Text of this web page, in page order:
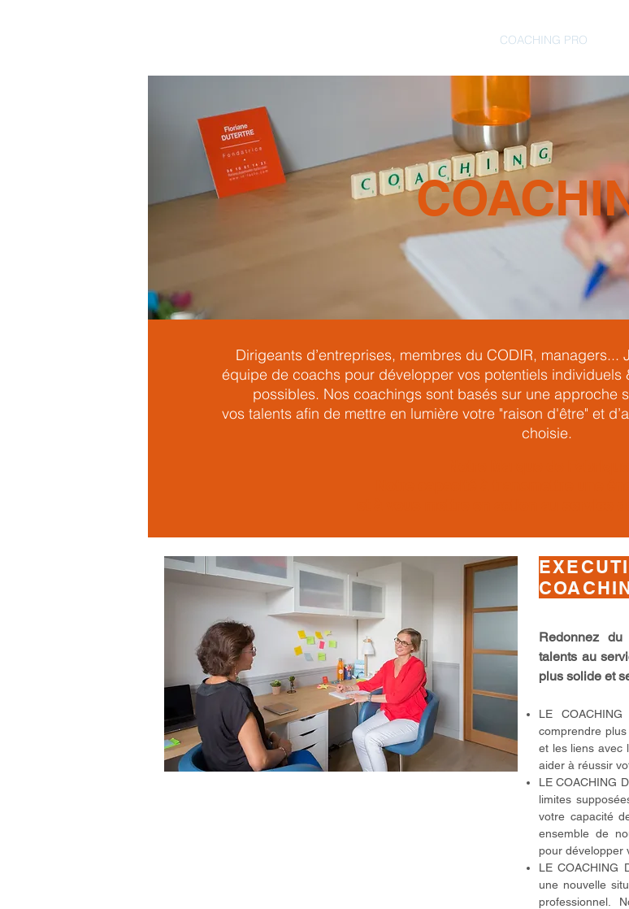
COACHING PRO
Dirigeants d’entreprises, membres du CODIR,
équipe de coachs pour développer vos potentiels
possibles. Nos coachings sont basés sur une approche
vos talents afin de mettre en lumière votre "raison d'être" et
choisie.
Redonnez
talents au
plus solide et
LE
comprendre
et les liens avec
aider à réussir
LE COACHING
limites
votre capacité
ensemble de
pour développer
LE COACHING
une nouvelle
professionnel.